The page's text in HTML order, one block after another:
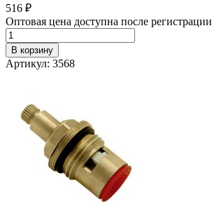
516 ₽
Оптовая цена доступна после регистрации
В корзину
Артикул: 3568